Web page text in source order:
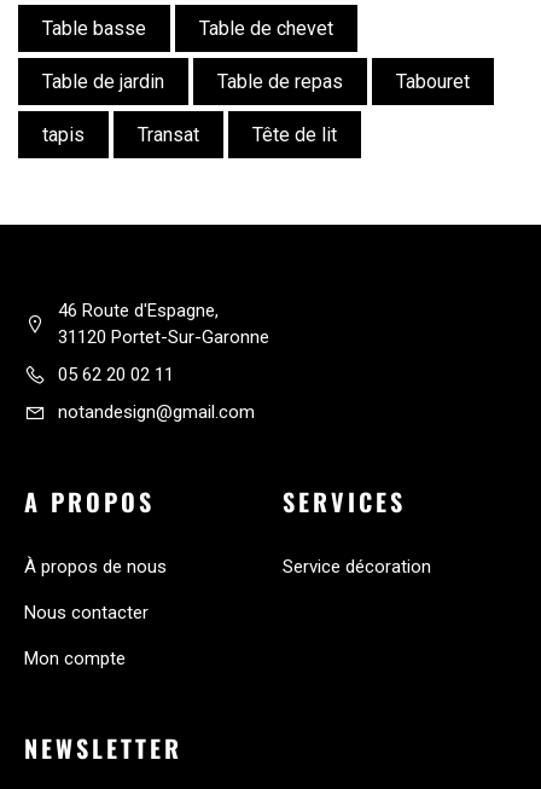
Table basse Table de chevet
Table de jardin Table de repas Tabouret
tapis Transat Tête de lit
46 Route d'Espagne,
31120 Portet-Sur-Garonne
05 62 20 02 11
notandesign@gmail.com
A PROPOS
À propos de nous
Nous contacter
Mon compte
SERVICES
Service décoration
NEWSLETTER